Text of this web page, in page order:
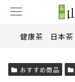
健康茶 日本茶
おすすめ商品